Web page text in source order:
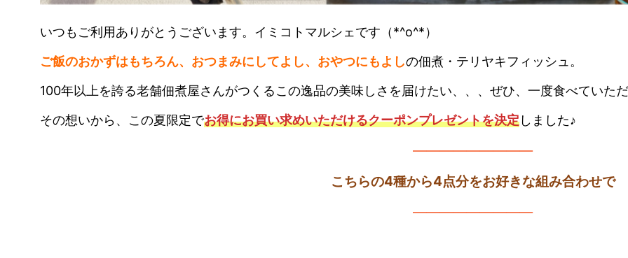
いつもご利用ありがとうございます。イミコトマルシェです（*^o^*）
ご飯のおかずはもちろん、おつまみにしてよし、おやつにもよしの佃煮・テリヤキフィッシュ。
100年以上を誇る老舗佃煮屋さんがつくるこの逸品の美味しさを届けたい、、、ぜひ、一度食べていた
その想いから、この夏限定でお得にお買い求めいただけるクーポンプレゼントを決定しました♪
—————————
こちらの4種から4点分をお好きな組み合わせで
—————————